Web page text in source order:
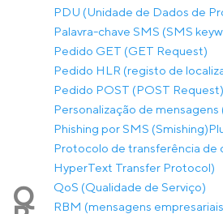
PDU (Unidade de Dados de
Palavra-chave SMS (SMS
Pedido GET (GET Request)
Pedido HLR (registo de
Pedido POST (POST Request)
Personalização de
Phishing por SMS (Smishing)
Protocolo de transferência de
HyperText Transfer Protocol)
Q QoS (Qualidade de Serviço)
RBM (mensagens